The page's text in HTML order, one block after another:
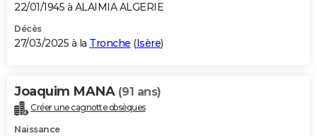
22/01/1945 à ALAIMIA ALGERIE
Décès
27/03/2025 à la Tronche (Isère)
Joaquim MANA (91 ans)
Créer une cagnotte obsèques
Naissance